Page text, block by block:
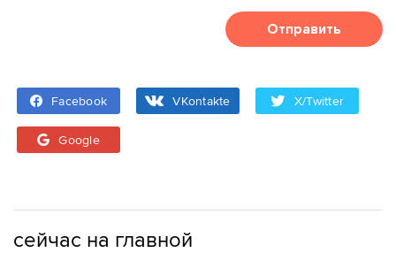
Отправить
Facebook VKontakte X/Twitter
Google
сейчас на главной